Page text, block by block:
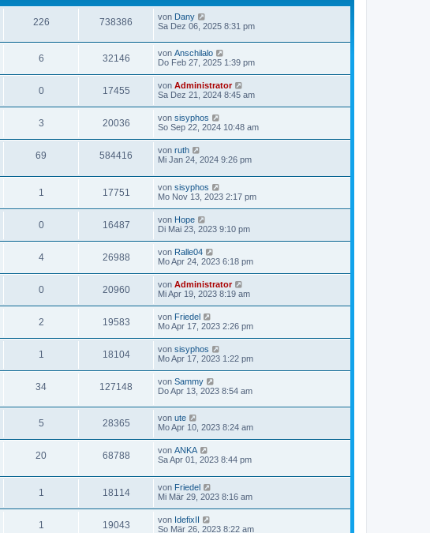
226 738386 von Dany
Sa Dez 06, 2025 8:31 pm
6 32146 von Anschilalo
Do Feb 27, 2025 1:39 pm
0 17455 von Administrator
Sa Dez 21, 2024 8:45 am
3 20036 von sisyphos
So Sep 22, 2024 10:48 am
69 584416 von ruth
Mi Jan 24, 2024 9:26 pm
1 17751 von sisyphos
Mo Nov 13, 2023 2:17 pm
0 16487 von Hope
Di Mai 23, 2023 9:10 pm
4 26988 von Ralle04
Mo Apr 24, 2023 6:18 pm
0 20960 von Administrator
Mi Apr 19, 2023 8:19 am
2 19583 von Friedel
Mo Apr 17, 2023 2:26 pm
1 18104 von sisyphos
Mo Apr 17, 2023 1:22 pm
34 127148 von Sammy
Do Apr 13, 2023 8:54 am
5 28365 von ute
Mo Apr 10, 2023 8:24 am
20 68788 von ANKA
Sa Apr 01, 2023 8:44 pm
1 18114 von Friedel
Mi Mär 29, 2023 8:16 am
1 19043 von IdefixII
So Mär 26, 2023 8:22 am